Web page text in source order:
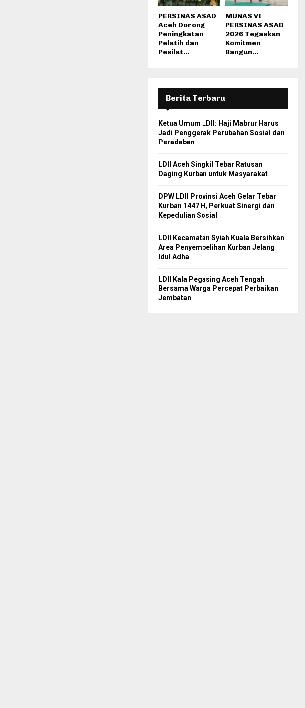
PERSINAS ASAD
Aceh Dorong
Peningkatan
Pelatih dan
Pesilat...
MUNAS VI
PERSINAS ASAD
2026 Tegaskan
Komitmen
Bangun...
Berita Terbaru
Ketua Umum LDII: Haji Mabrur Harus
Jadi Penggerak Perubahan Sosial dan
Peradaban
LDII Aceh Singkil Tebar Ratusan
Daging Kurban untuk Masyarakat
DPW LDII Provinsi Aceh Gelar Tebar
Kurban 1447 H, Perkuat Sinergi dan
Kepedulian Sosial
LDII Kecamatan Syiah Kuala Bersihkan
Area Penyembelihan Kurban Jelang
Idul Adha
LDII Kala Pegasing Aceh Tengah
Bersama Warga Percepat Perbaikan
Jembatan